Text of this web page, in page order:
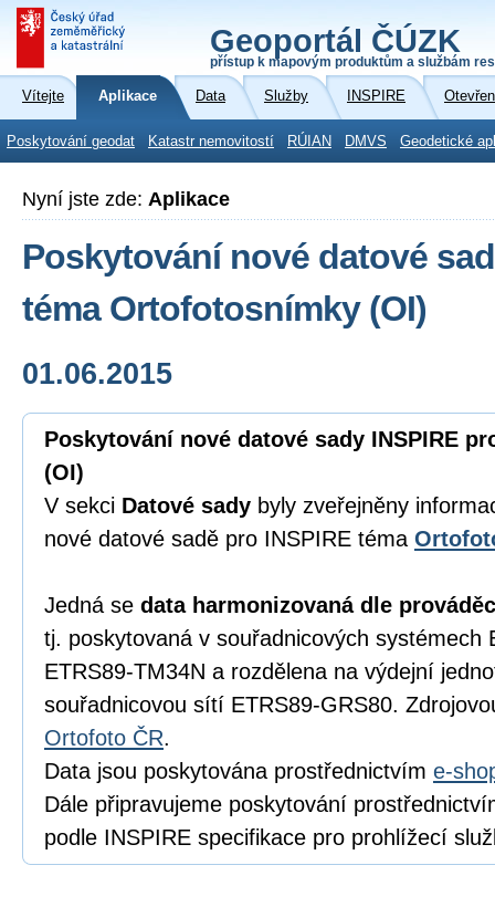
Geoportál ČÚZK
přístup k mapovým produktům a službám
Vítejte Aplikace Data Služby INSPIRE
Poskytování geodat Katastr nemovitostí RÚIAN DMVS Geodetické
Nyní jste zde: Aplikace
Poskytování nové datové
téma Ortofotosnímky (OI)
01.06.2015
Poskytování nové datové sady INSPIRE
(OI)
V sekci Datové sady byly zveřejněny
nové datové sadě pro INSPIRE téma
Jedná se data harmonizovaná dle
tj. poskytovaná v souřadnicových systémech
ETRS89-TM34N a rozdělena na výdejní
souřadnicovou sítí ETRS89-GRS80.
Ortofoto ČR.
Data jsou poskytována prostřednictvím e-
Dále připravujeme poskytování
podle INSPIRE specifikace pro prohlížecí